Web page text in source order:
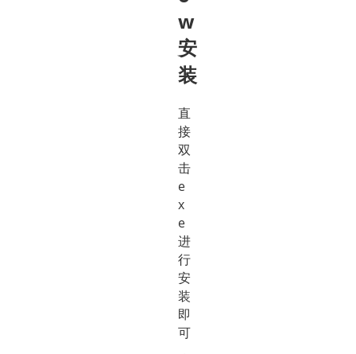
w
安
装
直
接
双
击
e
x
e
进
行
安
装
即
可